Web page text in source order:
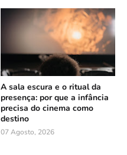
A sala escura e o ritual da
presença: por que a infância
precisa do cinema como
destino
07 Agosto, 2026